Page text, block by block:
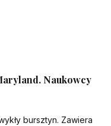
Naukowcy